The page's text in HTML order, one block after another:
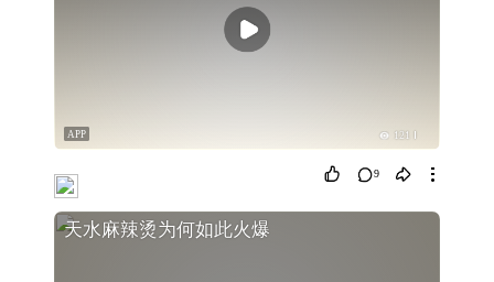
121
APP
9
天水麻辣烫为何如此火爆